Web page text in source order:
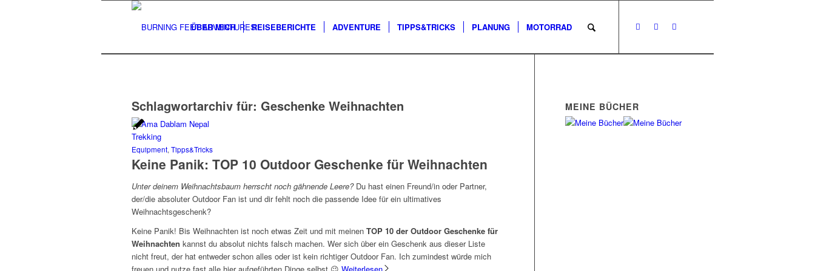
ÜBER MICH REISEBERICHTE ADVENTURE TIPPS&TRICKS PLANUNG MOTORRAD
Schlagwortarchiv für: Geschenke Weihnachten
Equipment, Tipps&Tricks
Keine Panik: TOP 10 Outdoor Geschenke für Weihnachten
Unter deinem Weihnachtsbaum herrscht noch gähnende Leere?Du hast einen Freund/in oder Partner,
der/die absoluter Outdoor Fan ist und dir fehlt noch die passende Idee für ein ultimatives
Weihnachtsgeschenk?
Keine Panik! Bis Weihnachten ist noch etwas Zeit und mit meinen TOP 10 der Outdoor Geschenke für
Weihnachten kannst du absolut nichts falsch machen. Wer sich über ein Geschenk aus dieser Liste
nicht freut, der hat entweder schon alles oder ist kein richtiger Outdoor Fan. Ich zumindest würde mich
MEINE BÜCHER